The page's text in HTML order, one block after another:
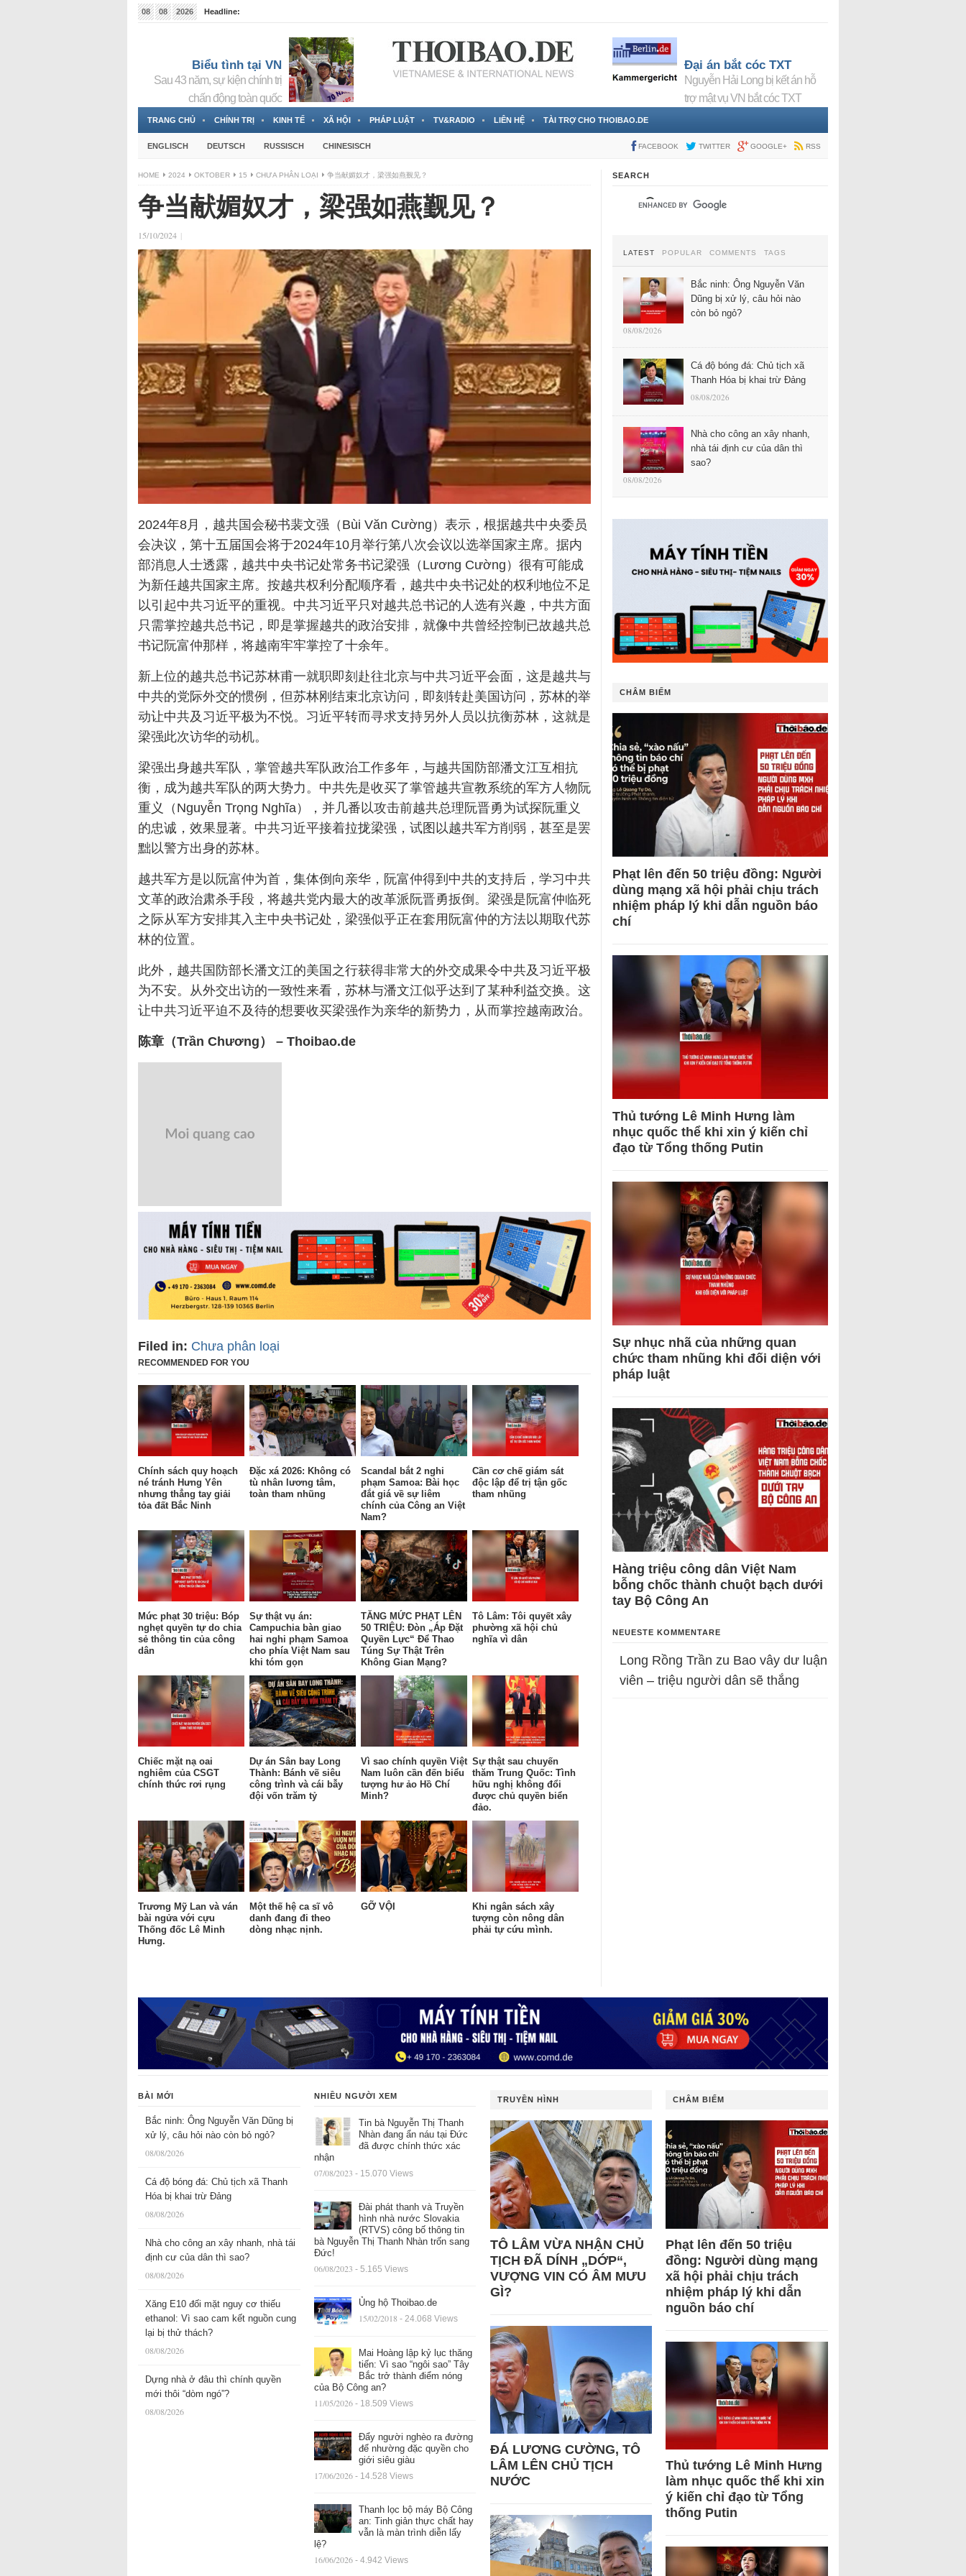
08 08 2026
Headline:
Biểu tình tại VN
Sau 43 năm, sự kiện chính trị
chấn động toàn quốc
Đại án bắt cóc TXT
Nguyễn Hải Long bị kết án hỗ
trợ mật vụ VN bắt cóc TXT
TRANG CHỦ CHÍNH TRỊ KINH TẾ XÃ HỘI PHÁP LUẬT TV&RADIO LIÊN HỆ TÀI TRỢ CHO THOIBAO.DE
ENGLISCH DEUTSCH RUSSISCH CHINESISCH FACEBOOK TWITTER GOOGLE+ RSS
HOME 2024 OKTOBER 15 CHƯA PHÂN LOẠI 争当献媚奴才，梁强如燕觐见？
争当献媚奴才，梁强如燕觐见？
15/10/2024 |
2024年8月，越共国会秘书裴文强（Bùi Văn Cường）表示，根据越共中央委员
会决议，第十五届国会将于2024年10月举行第八次会议以选举国家主席。据内
部消息人士透露，越共中央书记处常务书记梁强（Lương Cường）很有可能成
为新任越共国家主席。按越共权利分配顺序看，越共中央书记处的权利地位不足
以引起中共习近平的重视。中共习近平只对越共总书记的人选有兴趣，中共方面
只需掌控越共总书记，即是掌握越共的政治安排，就像中共曾经控制已故越共总
书记阮富仲那样，将越南牢牢掌控了十余年。
新上位的越共总书记苏林甫一就职即刻赴往北京与中共习近平会面，这是越共与
中共的党际外交的惯例，但苏林刚结束北京访问，即刻转赴美国访问，苏林的举
动让中共及习近平极为不悦。习近平转而寻求支持另外人员以抗衡苏林，这就是
梁强此次访华的动机。
梁强出身越共军队，掌管越共军队政治工作多年，与越共国防部潘文江互相抗
衡，成为越共军队的两大势力。中共先是收买了掌管越共宣教系统的军方人物阮
重义（Nguyễn Trọng Nghĩa），并几番以攻击前越共总理阮晋勇为试探阮重义
的忠诚，效果显著。中共习近平接着拉拢梁强，试图以越共军方削弱，甚至是罢
黜以警方出身的苏林。
越共军方是以阮富仲为首，集体倒向亲华，阮富仲得到中共的支持后，学习中共
文革的政治肃杀手段，将越共党内最大的改革派阮晋勇扳倒。梁强是阮富仲临死
之际从军方安排其入主中央书记处，梁强似乎正在套用阮富仲的方法以期取代苏
林的位置。
此外，越共国防部长潘文江的美国之行获得非常大的外交成果令中共及习近平极
为不安。从外交出访的一致性来看，苏林与潘文江似乎达到了某种利益交换。这
让中共习近平迫不及待的想要收买梁强作为亲华的新势力，从而掌控越南政治。
陈章（Trần Chương） – Thoibao.de
Filed in: Chưa phân loại
RECOMMENDED FOR YOU
Chính sách quy hoạch
né tránh Hưng Yên
nhưng thẳng tay giải
tỏa đất Bắc Ninh
Đặc xá 2026: Không có
tù nhân lương tâm,
toàn tham nhũng
Scandal bắt 2 nghi
phạm Samoa: Bài học
đắt giá về sự liêm
chính của Công an Việt
Nam?
Cần cơ chế giám sát
độc lập để trị tận gốc
tham nhũng
Mức phạt 30 triệu: Bóp
nghẹt quyền tự do chia
sẻ thông tin của công
dân
Sự thật vụ án:
Campuchia bàn giao
hai nghi phạm Samoa
cho phía Việt Nam sau
khi tóm gọn
TĂNG MỨC PHẠT LÊN
50 TRIỆU: Đòn „Áp Đặt
Quyền Lực“ Để Thao
Túng Sự Thật Trên
Không Gian Mạng?
Tô Lâm: Tôi quyết xây
phường xã hội chủ
nghĩa vì dân
Chiếc mặt nạ oai
nghiêm của CSGT
chính thức rơi rụng
Dự án Sân bay Long
Thành: Bánh vẽ siêu
công trình và cái bẫy
đội vốn trăm tỷ
Vì sao chính quyền Việt
Nam luôn cần đến biểu
tượng hư ảo Hồ Chí
Minh?
Sự thật sau chuyến
thăm Trung Quốc: Tình
hữu nghị không đổi
được chủ quyền biển
đảo.
Trương Mỹ Lan và ván
bài ngửa với cựu
Thống đốc Lê Minh
Hưng.
Một thế hệ ca sĩ vô
danh đang đi theo
dòng nhạc nịnh.
GỠ VỘI
Khi ngân sách xây
tượng còn nông dân
phải tự cứu mình.
SEARCH
LATEST POPULAR COMMENTS TAGS
Bắc ninh: Ông Nguyễn Văn
Dũng bị xử lý, câu hỏi nào
còn bỏ ngỏ?
08/08/2026
Cá độ bóng đá: Chủ tịch xã
Thanh Hóa bị khai trừ Đảng
08/08/2026
Nhà cho công an xây nhanh,
nhà tái định cư của dân thì
sao?
08/08/2026
CHÂM BIẾM
Phạt lên đến 50 triệu đồng: Người
dùng mạng xã hội phải chịu trách
nhiệm pháp lý khi dẫn nguồn báo
chí
Thủ tướng Lê Minh Hưng làm
nhục quốc thể khi xin ý kiến chỉ
đạo từ Tổng thống Putin
Sự nhục nhã của những quan
chức tham nhũng khi đối diện với
pháp luật
Hàng triệu công dân Việt Nam
bỗng chốc thành chuột bạch dưới
tay Bộ Công An
NEUESTE KOMMENTARE
Long Rồng Trần zu Bao vây dư luận
viên – triệu người dân sẽ thắng
BÀI MỚI
Bắc ninh: Ông Nguyễn Văn Dũng bị
xử lý, câu hỏi nào còn bỏ ngỏ?
08/08/2026
Cá độ bóng đá: Chủ tịch xã Thanh
Hóa bị khai trừ Đảng
08/08/2026
Nhà cho công an xây nhanh, nhà tái
định cư của dân thì sao?
08/08/2026
Xăng E10 đối mặt nguy cơ thiếu
ethanol: Vì sao cam kết nguồn cung
lại bị thử thách?
08/08/2026
Dựng nhà ở đâu thì chính quyền
mới thôi “dòm ngó”?
08/08/2026
NHIỀU NGƯỜI XEM
Tin bà Nguyễn Thị Thanh
Nhàn đang ẩn náu tại Đức
đã được chính thức xác
nhận
07/08/2023 - 15.070 Views
Đài phát thanh và Truyền
hình nhà nước Slovakia
(RTVS) công bố thông tin
bà Nguyễn Thị Thanh Nhàn trốn sang
Đức!
06/08/2023 - 5.165 Views
Ủng hộ Thoibao.de
15/02/2018 - 24.068 Views
Mai Hoàng lập kỷ lục thăng
tiến: Vì sao “ngôi sao” Tây
Bắc trở thành điểm nóng
của Bộ Công an?
11/05/2026 - 18.509 Views
Đẩy người nghèo ra đường
để nhường đặc quyền cho
giới siêu giàu
17/06/2026 - 14.528 Views
Thanh lọc bộ máy Bộ Công
an: Tinh giản thực chất hay
vẫn là màn trình diễn lấy
lệ?
16/06/2026 - 4.942 Views
TRUYỀN HÌNH
TÔ LÂM VỪA NHẬN CHỦ
TỊCH ĐÃ DÍNH „DỚP“,
VƯỢNG VIN CÓ ÂM MƯU
GÌ?
ĐÁ LƯƠNG CƯỜNG, TÔ
LÂM LÊN CHỦ TỊCH
NƯỚC
CHÂM BIẾM
Phạt lên đến 50 triệu
đồng: Người dùng mạng
xã hội phải chịu trách
nhiệm pháp lý khi dẫn
nguồn báo chí
Thủ tướng Lê Minh Hưng
làm nhục quốc thể khi xin
ý kiến chỉ đạo từ Tổng
thống Putin